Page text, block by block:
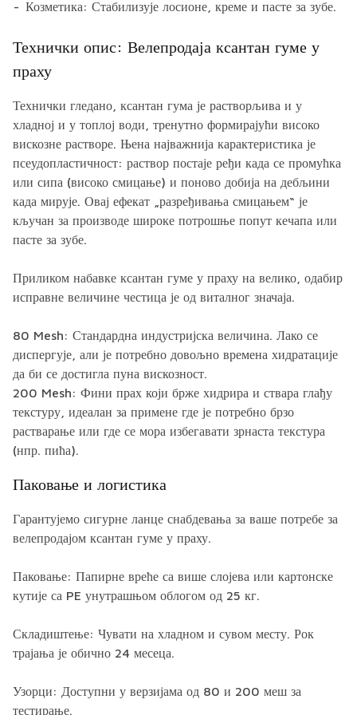
Козметика: Стабилизује лосионе, креме и пасте за зубе.
Технички опис: Велепродаја ксантан гуме у
праху
Технички гледано, ксантан гума је растворљива и у
хладној и у топлој води, тренутно формирајући високо
вискозне растворе. Њена најважнија карактеристика је
псеудопластичност: раствор постаје ређи када се промућка
или сипа (високо смицање) и поново добија на дебљини
када мирује. Овај ефекат „разређивања смицањем“ је
кључан за производе широке потрошње попут кечапа или
пасте за зубе.
Приликом набавке ксантан гуме у праху на велико, одабир
исправне величине честица је од виталног значаја.
80 Mesh: Стандардна индустријска величина. Лако се
диспергује, али је потребно довољно времена хидратације
да би се достигла пуна вискозност.
200 Mesh: Фини прах који брже хидрира и ствара глађу
текстуру, идеалан за примене где је потребно брзо
растварање или где се мора избегавати зрнаста текстура
(нпр. пића).
Паковање и логистика
Гарантујемо сигурне ланце снабдевања за ваше потребе за
велепродајом ксантан гуме у праху.
Паковање: Папирне вреће са више слојева или картонске
кутије са PE унутрашњом облогом од 25 кг.
Складиштење: Чувати на хладном и сувом месту. Рок
трајања је обично 24 месеца.
Узорци: Доступни у верзијама од 80 и 200 меш за
тестирање.